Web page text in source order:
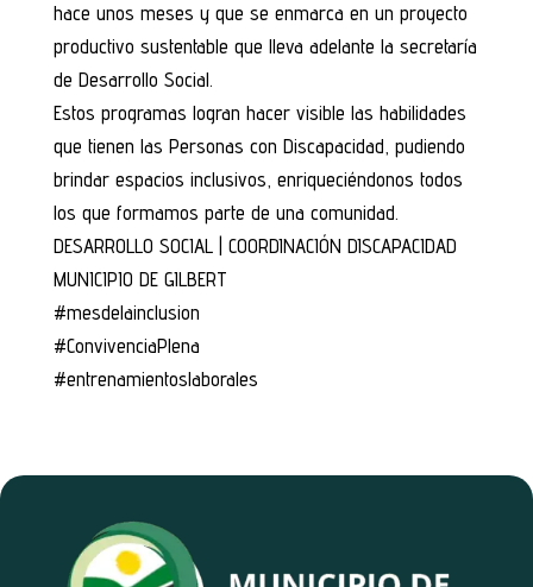
hace unos meses y que se enmarca en un proyecto
productivo sustentable que lleva adelante la secretaría
de Desarrollo Social.
Estos programas logran hacer visible las habilidades
que tienen las Personas con Discapacidad, pudiendo
brindar espacios inclusivos, enriqueciéndonos todos
los que formamos parte de una comunidad.
DESARROLLO SOCIAL | COORDINACIÓN DISCAPACIDAD
MUNICIPIO DE GILBERT
#mesdelainclusion
#ConvivenciaPlena
#entrenamientoslaborales